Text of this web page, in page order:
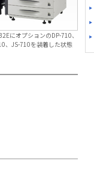
にオプションのDP-710、
、JS-710を装着した状態